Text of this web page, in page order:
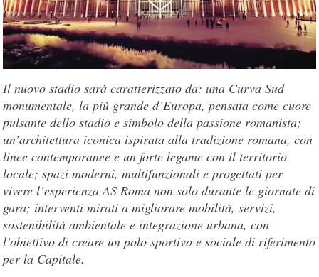
Il nuovo stadio sarà caratterizzato da: una Curva Sud
monumentale, la più grande d’Europa, pensata come cuore
pulsante dello stadio e simbolo della passione romanista;
un’architettura iconica ispirata alla tradizione romana, con
linee contemporanee e un forte legame con il territorio
locale; spazi moderni, multifunzionali e progettati per
vivere l’esperienza AS Roma non solo durante le giornate di
gara; interventi mirati a migliorare mobilità, servizi,
sostenibilità ambientale e integrazione urbana, con
l’obiettivo di creare un polo sportivo e sociale di riferimento
per la Capitale.